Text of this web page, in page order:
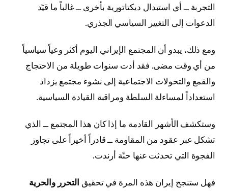
التجربة ــ أي استبدال ديكتاتورية بأخرى ــ غالباً ما قيّد
الدعوات إلى التغيير السياسي الجذري.
ومع ذلك، يبدو أن المجتمع الإيراني اليوم أكثر وعياً سياسياً
من أي وقت مضى. فقد أدت سنوات طويلة من الاحتجاج
والقمع والتحولات الاجتماعية إلى نشوء مجتمع يزداد
استعداداً لمساءلة السلطة ومراقبة القيادة السياسية.
وستكشف الأشهر القادمة ما إذا كان هذا المجتمع ــ الذي
تشكل عبر عقود من المقاومة ــ قادراً أخيراً على تجاوز
الفجوة التي تحدثت عنها حنّة أرندت.
فهل ستنجح إيران هذه المرة في تحقيق التحرر والحرية